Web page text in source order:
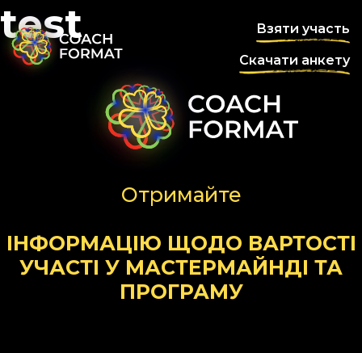
Взяти участь
Скачати анкету
test
Отримайте
ІНФОРМАЦІЮ ЩОДО ВАРТОСТІ
УЧАСТІ У МАСТЕРМАЙНДІ ТА
ПРОГРАМУ